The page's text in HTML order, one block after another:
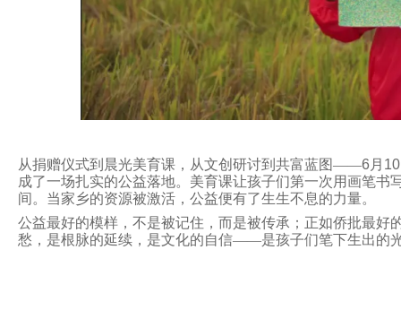
从捐赠仪式到晨光美育课，从文创研讨到共富蓝图——6 月 10
成了一场扎实的公益落地。美育课让孩子们第一次用画笔
间。当家乡的资源被激活，公益便有了生生不息的力量。
公益最好的模样，不是被记住，而是被传承；正如侨批最
愁，是根脉的延续，是文化的自信——是孩子们笔下生出的